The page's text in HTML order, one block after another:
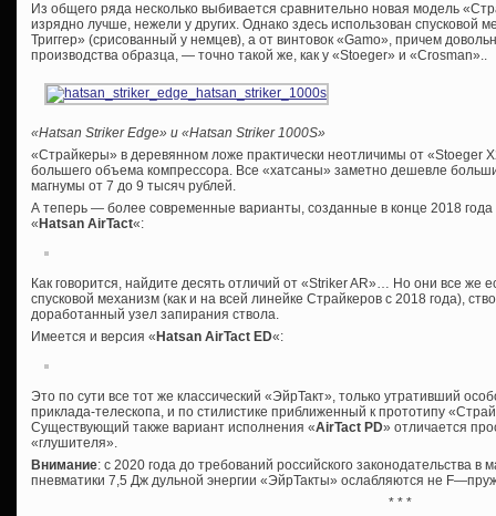
Из общего ряда несколько выбивается сравнительно новая модель
изрядно лучше, нежели у других. Однако здесь использован спусковой
Триггер» (срисованный у немцев), а от винтовок «Gamo», причем
производства образца, — точно такой же, как у «Stoeger» и «Crosman»..
«Hatsan Striker Edge» и «Hatsan Striker 1000S»
«Страйкеры» в деревянном ложе практически неотличимы от «Stoeger
большего объема компрессора. Все «хатсаны» заметно дешевле
магнумы от 7 до 9 тысяч рублей.
А теперь — более современные варианты, созданные в конце 2018
« Hatsan AirTact«:
Как говорится, найдите десять отличий от «Striker AR»… Но они все же
спусковой механизм (как и на всей линейке Страйкеров с 2018 года),
доработанный узел запирания ствола.
Имеется и версия « Hatsan AirTact ED«:
Это по сути все тот же классический «ЭйрТакт», только утративший
приклада-телескопа, и по стилистике приближенный к прототипу
Существующий также вариант исполнения «AirTact PD» отличается
«глушителя».
Внимание: с 2020 года до требований российского законодательства
пневматики 7,5 Дж дульной энергии «ЭйрТакты» ослабляются не
* * *